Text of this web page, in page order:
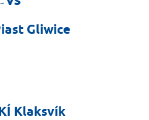
Gliwice
Klaksvík